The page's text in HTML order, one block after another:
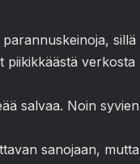
salvaa. Noin
sanojaan,